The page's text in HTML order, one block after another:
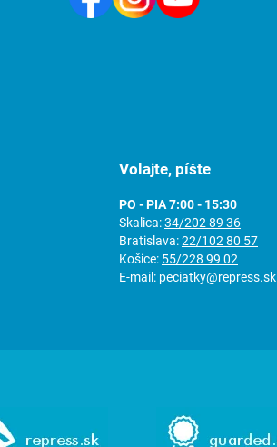
Volajte, píšte
PO - PIA 7:00 - 15:30
Skalica:34/202 89 36
Bratislava:22/102 80 57
Košice: 55/228 99 02
E-mail: peciatky@repress.sk